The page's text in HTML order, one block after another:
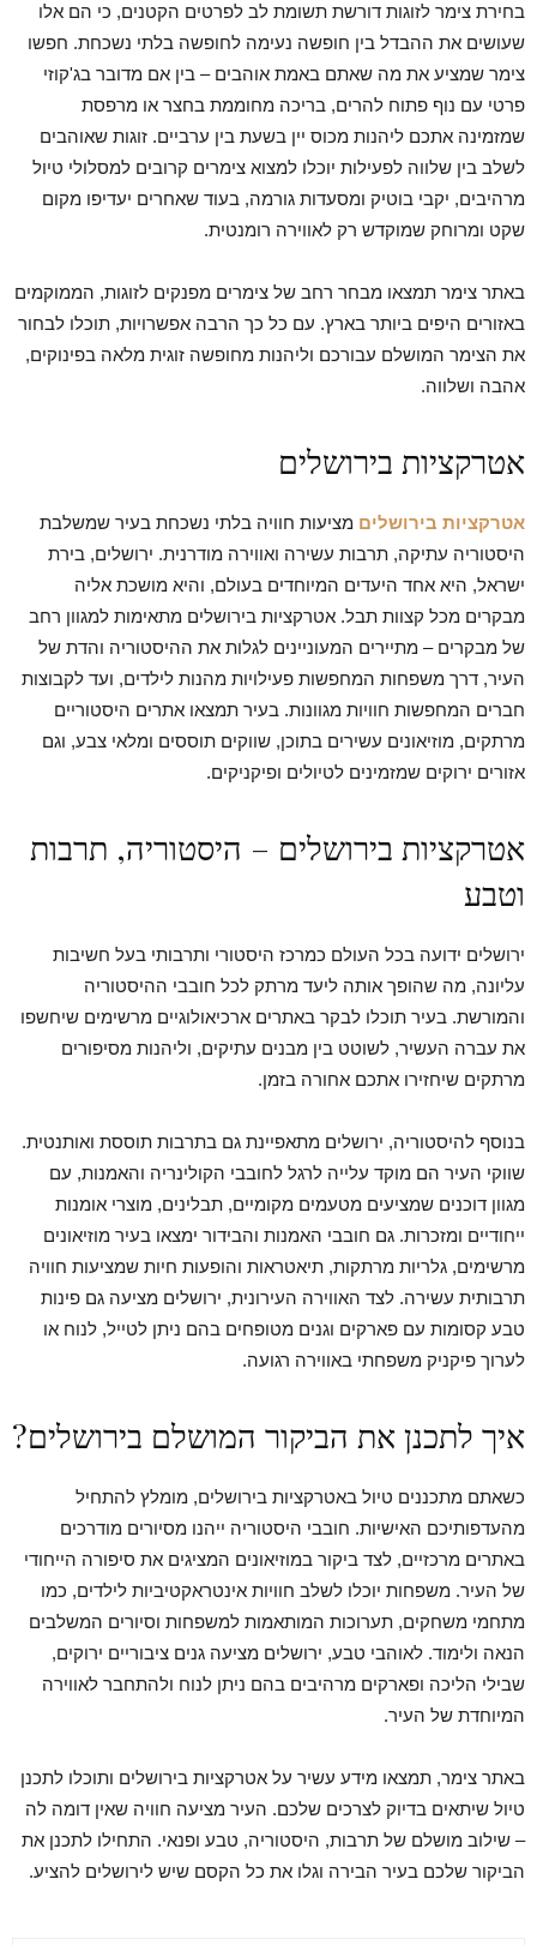
בחירת צימר לזוגות דורשת תשומת לב לפרטים הקטנים, כי הם אלו
שעושים את ההבדל בין חופשה נעימה לחופשה בלתי נשכחת. חפשו
צימר שמציע את מה שאתם באמת אוהבים – בין אם מדובר בג'קוזי
פרטי עם נוף פתוח להרים, בריכה מחוממת בחצר או מרפסת
שמזמינה אתכם ליהנות מכוס יין בשעת בין ערביים. זוגות שאוהבים
לשלב בין שלווה לפעילות יוכלו למצוא צימרים קרובים למסלולי טיול
מרהיבים, יקבי בוטיק ומסעדות גורמה, בעוד שאחרים יעדיפו מקום
שקט ומרוחק שמוקדש רק לאווירה רומנטית.
באתר צימר תמצאו מבחר רחב של צימרים מפנקים לזוגות, הממוקמים
באזורים היפים ביותר בארץ. עם כל כך הרבה אפשרויות, תוכלו לבחור
את הצימר המושלם עבורכם וליהנות מחופשה זוגית מלאה בפינוקים,
אהבה ושלווה.
אטרקציות בירושלים
אטרקציות בירושלים מציעות חוויה בלתי נשכחת בעיר שמשלבת
היסטוריה עתיקה, תרבות עשירה ואווירה מודרנית. ירושלים, בירת
ישראל, היא אחד היעדים המיוחדים בעולם, והיא מושכת אליה
מבקרים מכל קצוות תבל. אטרקציות בירושלים מתאימות למגוון רחב
של מבקרים – מתיירים המעוניינים לגלות את ההיסטוריה והדת של
העיר, דרך משפחות המחפשות פעילויות מהנות לילדים, ועד לקבוצות
חברים המחפשות חוויות מגוונות. בעיר תמצאו אתרים היסטוריים
מרתקים, מוזיאונים עשירים בתוכן, שווקים תוססים ומלאי צבע, וגם
אזורים ירוקים שמזמינים לטיולים ופיקניקים.
אטרקציות בירושלים – היסטוריה, תרבות
וטבע
ירושלים ידועה בכל העולם כמרכז היסטורי ותרבותי בעל חשיבות
עליונה, מה שהופך אותה ליעד מרתק לכל חובבי ההיסטוריה
והמורשת. בעיר תוכלו לבקר באתרים ארכיאולוגיים מרשימים שיחשפו
את עברה העשיר, לשוטט בין מבנים עתיקים, וליהנות מסיפורים
מרתקים שיחזירו אתכם אחורה בזמן.
בנוסף להיסטוריה, ירושלים מתאפיינת גם בתרבות תוססת ואותנטית.
שווקי העיר הם מוקד עלייה לרגל לחובבי הקולינריה והאמנות, עם
מגוון דוכנים שמציעים מטעמים מקומיים, תבלינים, מוצרי אומנות
ייחודיים ומזכרות. גם חובבי האמנות והבידור ימצאו בעיר מוזיאונים
מרשימים, גלריות מרתקות, תיאטראות והופעות חיות שמציעות חוויה
תרבותית עשירה. לצד האווירה העירונית, ירושלים מציעה גם פינות
טבע קסומות עם פארקים וגנים מטופחים בהם ניתן לטייל, לנוח או
לערוך פיקניק משפחתי באווירה רגועה.
איך לתכנן את הביקור המושלם בירושלים?
כשאתם מתכננים טיול באטרקציות בירושלים, מומלץ להתחיל
מהעדפותיכם האישיות. חובבי היסטוריה ייהנו מסיורים מודרכים
באתרים מרכזיים, לצד ביקור במוזיאונים המציגים את סיפורה הייחודי
של העיר. משפחות יוכלו לשלב חוויות אינטראקטיביות לילדים, כמו
מתחמי משחקים, תערוכות המותאמות למשפחות וסיורים המשלבים
הנאה ולימוד. לאוהבי טבע, ירושלים מציעה גנים ציבוריים ירוקים,
שבילי הליכה ופארקים מרהיבים בהם ניתן לנוח ולהתחבר לאווירה
המיוחדת של העיר.
באתר צימר, תמצאו מידע עשיר על אטרקציות בירושלים ותוכלו לתכנן
טיול שיתאים בדיוק לצרכים שלכם. העיר מציעה חוויה שאין דומה לה
– שילוב מושלם של תרבות, היסטוריה, טבע ופנאי. התחילו לתכנן את
הביקור שלכם בעיר הבירה וגלו את כל הקסם שיש לירושלים להציע.